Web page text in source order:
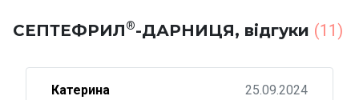
СЕПТЕФРИЛ®-ДАРНИЦЯ, відгуки (11)
Катерина
25.09.2024